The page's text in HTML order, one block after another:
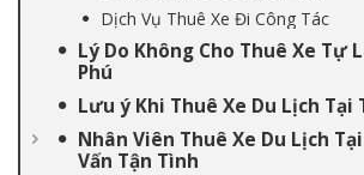
Dịch Vụ Thuê Xe Đi Công Tác
Lý Do Không Cho Thuê Xe Tự
Phú
Lưu ý Khi Thuê Xe Du Lịch Tại
Nhân Viên Thuê Xe Du Lịch
Vấn Tận Tình